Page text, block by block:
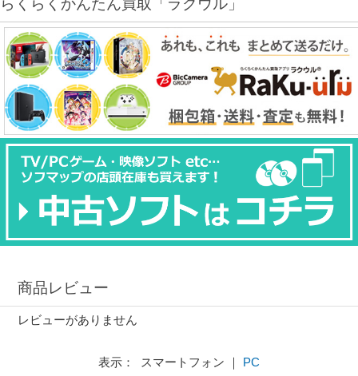
らくらくかんたん買取「ラクウル」
商品レビュー
レビューがありません
表示： スマートフォン ｜ PC